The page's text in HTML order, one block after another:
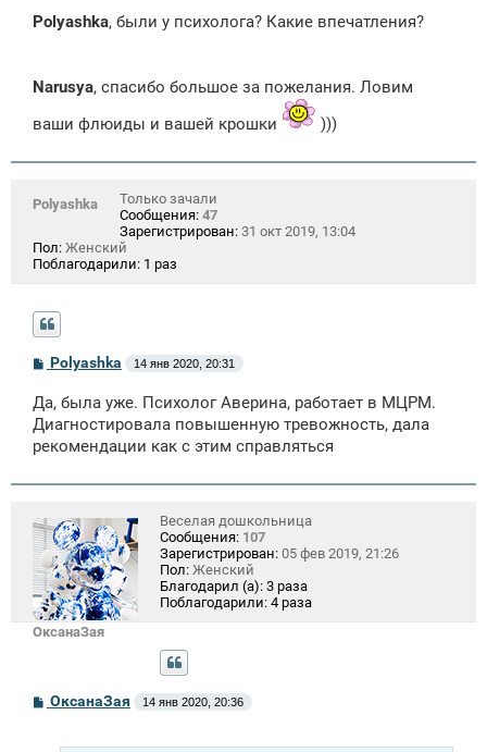
Polyashka, были у психолога? Какие впечатления?
Narusya, спасибо большое за пожелания. Ловим
ваши флюиды и вашей крошки
)))
Polyashka
Только зачали
Сообщения: 47
Зарегистрирован: 31 окт 2019, 13:04
Пол: Женский
Поблагодарили: 1 раз
С
б
щ
н
е
Polyashka 14 янв 2020, 20:31
Да, была уже. Психолог Аверина, работает в МЦРМ.
Диагностировала повышенную тревожность, дала
рекомендации как с этим справляться
ОксанаЗая
Веселая дошкольница
Сообщения: 107
Зарегистрирован: 05 фев 2019, 21:26
Пол: Женский
Благодарил (а): 3 раза
Поблагодарили: 4 раза
СОксанаЗая 14 янв 2020, 20:36